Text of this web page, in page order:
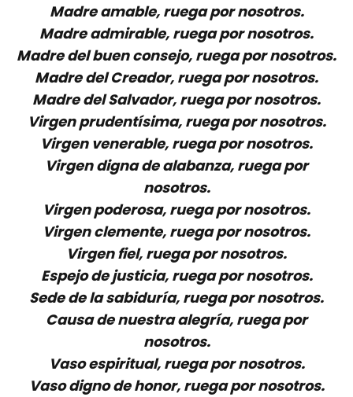
Madre amable, ruega por nosotros.
Madre admirable, ruega por nosotros.
Madre del buen consejo, ruega por nosotros.
Madre del Creador, ruega por nosotros.
Madre del Salvador, ruega por nosotros.
Virgen prudentísima, ruega por nosotros.
Virgen venerable, ruega por nosotros.
Virgen digna de alabanza, ruega por
nosotros.
Virgen poderosa, ruega por nosotros.
Virgen clemente, ruega por nosotros.
Virgen fiel, ruega por nosotros.
Espejo de justicia, ruega por nosotros.
Sede de la sabiduría, ruega por nosotros.
Causa de nuestra alegría, ruega por
nosotros.
Vaso espiritual, ruega por nosotros.
Vaso digno de honor, ruega por nosotros.